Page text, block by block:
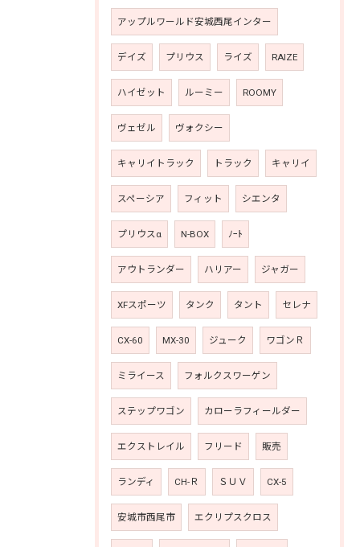
アップルワールド安城西尾インター
デイズ プリウス ライズ RAIZE
ハイゼット ルーミー ROOMY
ヴェゼル ヴォクシー
キャリイトラック トラック キャリイ
スペーシア フィット シエンタ
プリウスα N-BOX ﾉｰﾄ
アウトランダー ハリアー ジャガー
XFスポーツ タンク タント セレナ
CX-60 MX-30 ジューク ワゴンＲ
ミライース フォルクスワーゲン
ステップワゴン カローラフィールダー
エクストレイル フリード 販売
ランディ CH-Ｒ ＳＵＶ CX-5
安城市西尾市 エクリプスクロス